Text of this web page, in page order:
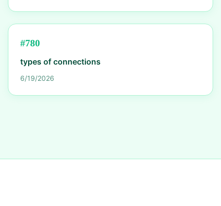
#780
types of connections
6/19/2026